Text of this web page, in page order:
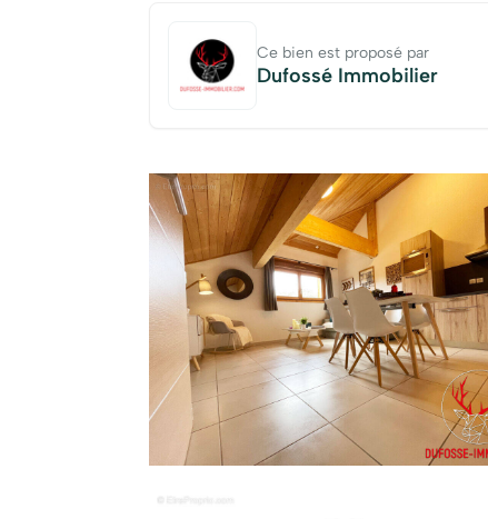
rangement optimisant parfaitement le logement. Grâce à sa belle
agencement fonctionnel, ce bien
investissement locatif attractif. A proximité immédiate des pistes et des commerces, ce bien
Ce bien est proposé par
Dufossé Immobilier